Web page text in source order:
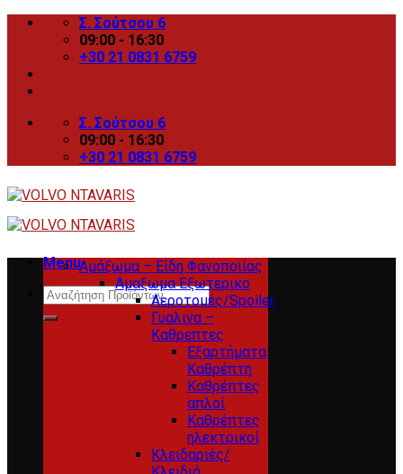
Skip
Σ. Σούτσου 6
09:00 - 16:30
+30 21 0831 6759
Σ. Σούτσου 6
09:00 - 16:30
+30 21 0831 6759
Menu
Search
for:
Αμάξωμα – Είδη Φανοποιίας
Αμαξωμα Εξωτερικο
Αεροτομές/Spoiler
Γυαλινα –
Καθρεπτες
Εξαρτήματα
Καθρέπτη
Καθρέπτες
απλοί
Καθρέπτες
ηλεκτρικοί
Κλειδαριές/